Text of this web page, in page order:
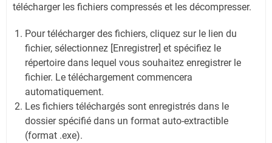
télécharger les fichiers compressés et les décompresser.
Pour télécharger des fichiers, cliquez sur le lien du
fichier, sélectionnez [Enregistrer] et spécifiez le
répertoire dans lequel vous souhaitez enregistrer le
fichier. Le téléchargement commencera
automatiquement.
Les fichiers téléchargés sont enregistrés dans le
dossier spécifié dans un format auto-extractible
(format .exe).